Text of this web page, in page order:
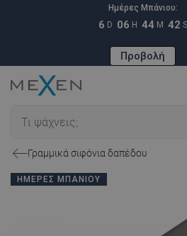
Ημέρες Μπάνιου:
6 D 06 H 44 M 41 S
Προβολή
Γραμμικά σιφόνια δαπέδου
ΗΜΈΡΕΣ ΜΠΆΝΙΟΥ